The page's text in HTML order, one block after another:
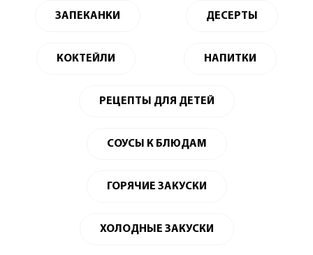
ЗАПЕКАНКИ ДЕСЕРТЫ
КОКТЕЙЛИ НАПИТКИ
РЕЦЕПТЫ ДЛЯ ДЕТЕЙ
СОУСЫ К БЛЮДАМ
ГОРЯЧИЕ ЗАКУСКИ
ХОЛОДНЫЕ ЗАКУСКИ